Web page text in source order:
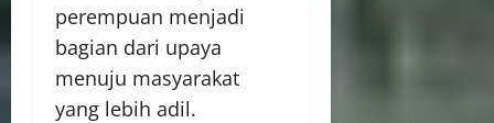
perempuan menjadi
bagian dari upaya
menuju masyarakat
yang lebih adil.